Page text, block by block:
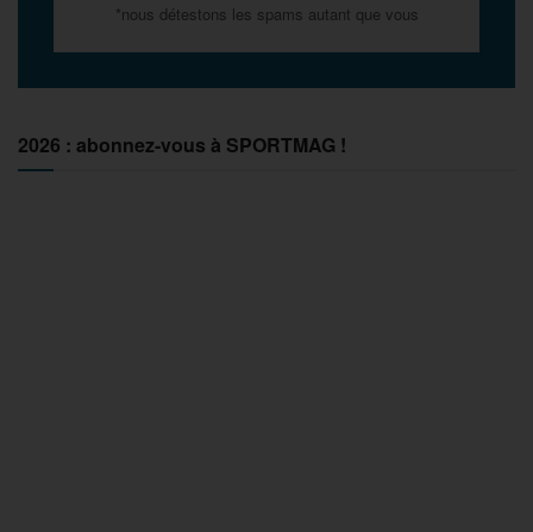
*nous détestons les spams autant que vous
2026 : abonnez-vous à SPORTMAG !